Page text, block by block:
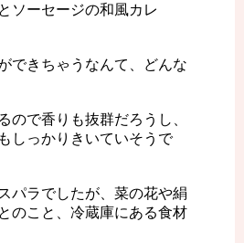
ソーセージの和風カレ
できちゃうなんて、どんな
ので香りも抜群だろうし、
しっかりきいていそうで
パラでしたが、菜の花や絹
のこと、冷蔵庫にある食材